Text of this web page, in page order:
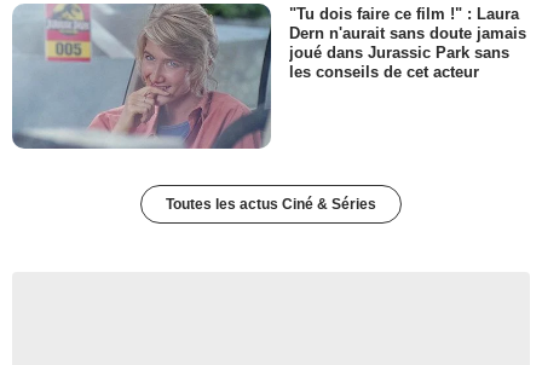
"Tu dois faire ce film !" : Laura
Dern n'aurait sans doute jamais
joué dans Jurassic Park sans
les conseils de cet acteur
Toutes les actus Ciné & Séries